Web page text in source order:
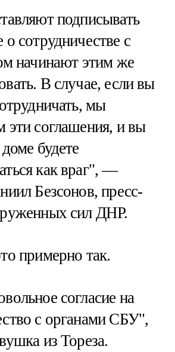
подписывать
о сотрудничестве с
начинают этим же
В случае, если вы
мы
эти соглашения, и вы
будете
как враг", —
Безсонов, пресс-
сил ДНР.
примерно так.
согласие на
с органами СБУ",
из Тореза.